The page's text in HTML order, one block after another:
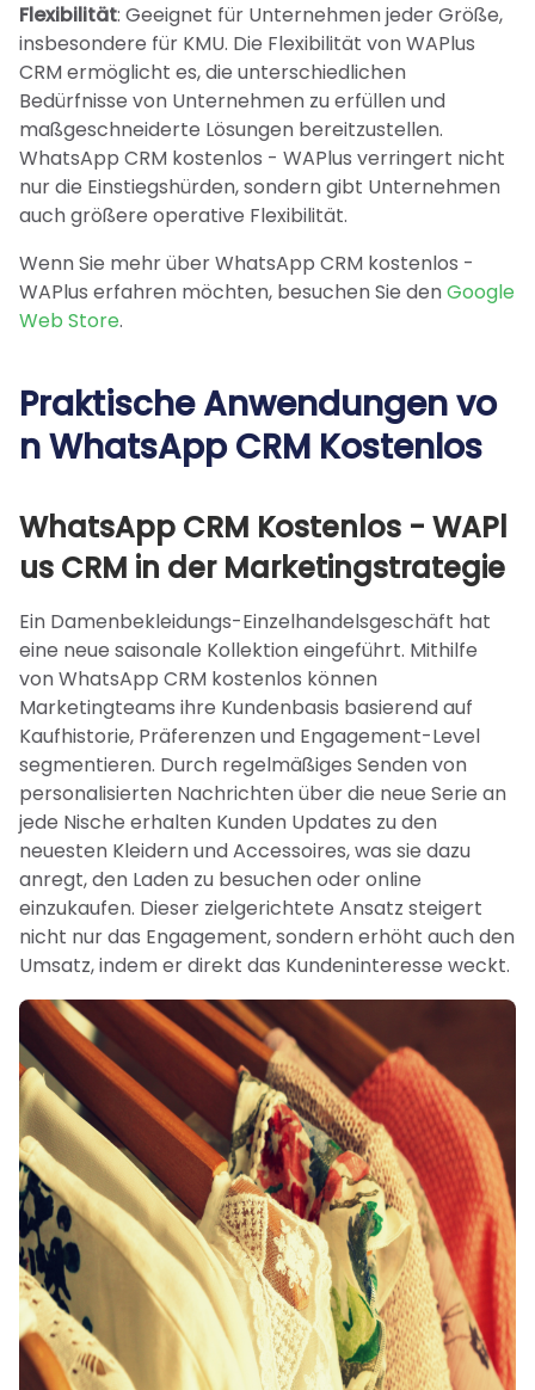
Flexibilität: Geeignet für Unternehmen jeder Größe,
insbesondere für KMU. Die Flexibilität von WAPlus
CRM ermöglicht es, die unterschiedlichen
Bedürfnisse von Unternehmen zu erfüllen und
maßgeschneiderte Lösungen bereitzustellen.
WhatsApp CRM kostenlos - WAPlus verringert nicht
nur die Einstiegshürden, sondern gibt Unternehmen
auch größere operative Flexibilität.
Wenn Sie mehr über WhatsApp CRM kostenlos -
WAPlus erfahren möchten, besuchen Sie denGoogle
Web Store.
Praktische Anwendungen vo
n WhatsApp CRM Kostenlos
WhatsApp CRM Kostenlos - WAPl
us CRM in der Marketingstrategie
Ein Damenbekleidungs-Einzelhandelsgeschäft hat
eine neue saisonale Kollektion eingeführt. Mithilfe
von WhatsApp CRM kostenlos können
Marketingteams ihre Kundenbasis basierend auf
Kaufhistorie, Präferenzen und Engagement-Level
segmentieren. Durch regelmäßiges Senden von
personalisierten Nachrichten über die neue Serie an
jede Nische erhalten Kunden Updates zu den
neuesten Kleidern und Accessoires, was sie dazu
anregt, den Laden zu besuchen oder online
einzukaufen. Dieser zielgerichtete Ansatz steigert
nicht nur das Engagement, sondern erhöht auch den
Umsatz, indem er direkt das Kundeninteresse weckt.